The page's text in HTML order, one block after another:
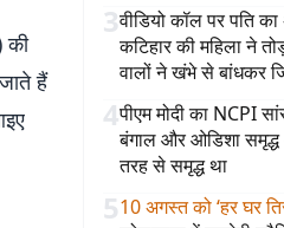
की
हैं
3वीडियो कॉल पर पति
कटिहार की महिला ने
वालों ने खंभे से बांधकर
4पीएम मोदी का NCPI
बंगाल और ओडिशा समृद्ध
तरह से समृद्ध था
510 अगस्त को ‘हर घर